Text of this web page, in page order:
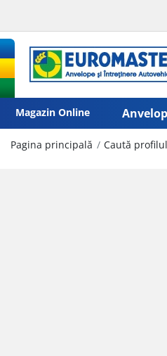
Magazin Online
Pagina principală Caută